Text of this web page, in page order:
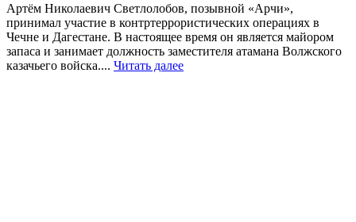
Артём Николаевич Светлолобов, позывной «Арчи»,
принимал участие в контртеррористических операциях в
Чечне и Дагестане. В настоящее время он является майором
запаса и занимает должность заместителя атамана Волжского
казачьего войска.... Читать далее